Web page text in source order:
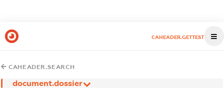
CAHEADER.GETTEST
CAHEADER.SEARCH
document.dossier